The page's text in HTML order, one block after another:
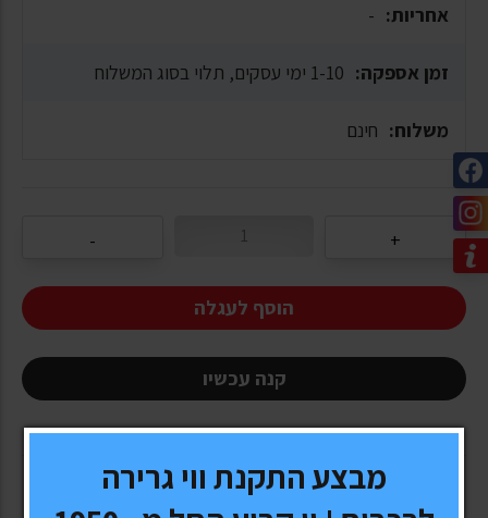
אחריות: -
זמן אספקה: 1-10 ימי עסקים, תלוי בסוג המשלוח
משלוח: חינם
הוסף לעגלה
קנה עכשיו
מבצע התקנת ווי גרירה